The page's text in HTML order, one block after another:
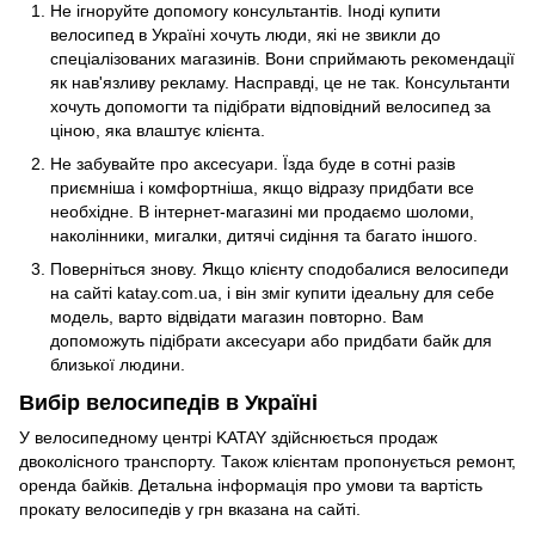
Не ігноруйте допомогу консультантів. Іноді купити
велосипед в Україні хочуть люди, які не звикли до
спеціалізованих магазинів. Вони сприймають рекомендації
як нав'язливу рекламу. Насправді, це не так. Консультанти
хочуть допомогти та підібрати відповідний велосипед за
ціною, яка влаштує клієнта.
Не забувайте про аксесуари. Їзда буде в сотні разів
приємніша і комфортніша, якщо відразу придбати все
необхідне. В інтернет-магазині ми продаємо шоломи,
наколінники, мигалки, дитячі сидіння та багато іншого.
Поверніться знову. Якщо клієнту сподобалися велосипеди
на сайті katay.com.ua, і він зміг купити ідеальну для себе
модель, варто відвідати магазин повторно. Вам
допоможуть підібрати аксесуари або придбати байк для
близької людини.
Вибір велосипедів в Україні
У велосипедному центрі KATAY здійснюється продаж
двоколісного транспорту. Також клієнтам пропонується ремонт,
оренда байків. Детальна інформація про умови та вартість
прокату велосипедів у грн вказана на сайті.